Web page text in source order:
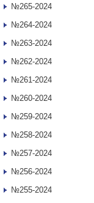
№265-2024
№264-2024
№263-2024
№262-2024
№261-2024
№260-2024
№259-2024
№258-2024
№257-2024
№256-2024
№255-2024